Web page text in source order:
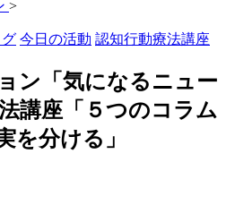
>
今日の活動 認知行動療法講座
ン「気になるニュー
講座「５つのコラム
を分ける」